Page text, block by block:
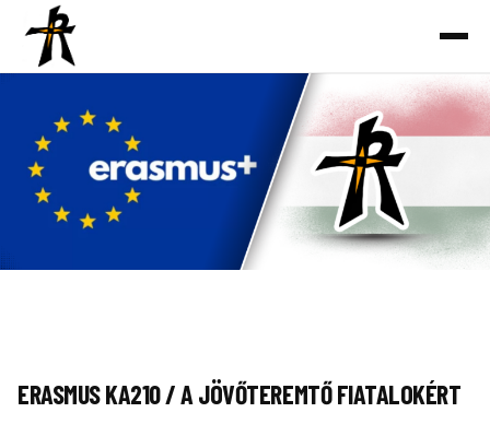
tartalomhoz
ERASMUS KA210 / A JÖVŐTEREMTŐ FIATALOKÉRT